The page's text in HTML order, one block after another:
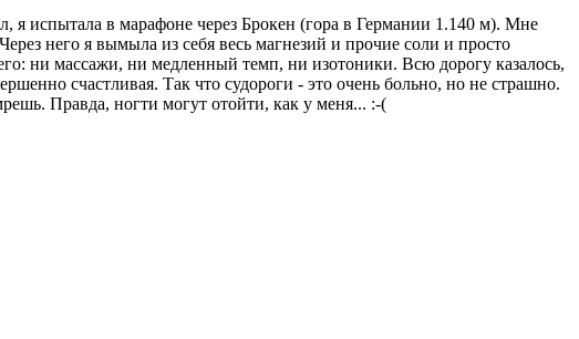
испытала в марафоне через Брокен (гора в Германии 1.140 м). Мне
него я вымыла из себя весь магнезий и прочие соли и просто
ни массажи, ни медленный темп, ни изотоники. Всю дорогу казалось,
счастливая. Так что судороги - это очень больно, но не страшно.
Правда, ногти могут отойти, как у меня... :-(